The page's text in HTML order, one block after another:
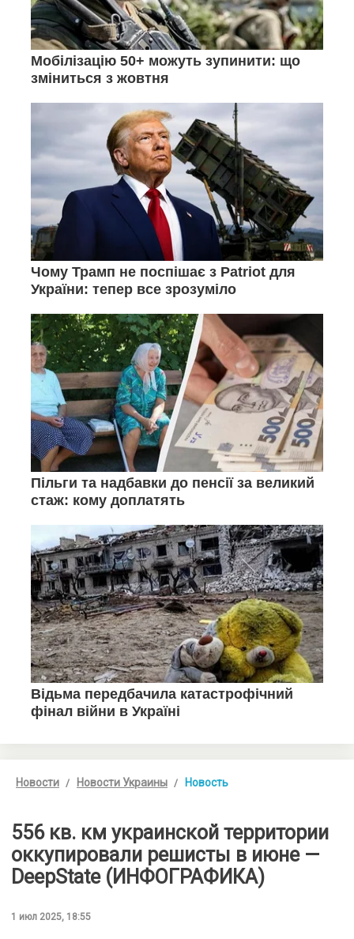
Новости Новости Украины Новость
556 кв. км украинской территории
оккупировали решисты в июне —
DeepState (ИНФОГРАФИКА)
1 июл 2025, 18:55